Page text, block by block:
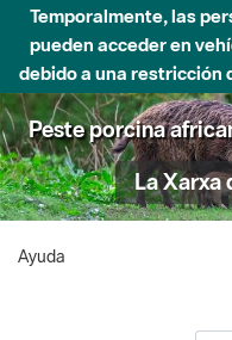
Temporalmente, las
pueden acceder en
debido a una restricción
Peste porcina
La Xarxa
Ayuda